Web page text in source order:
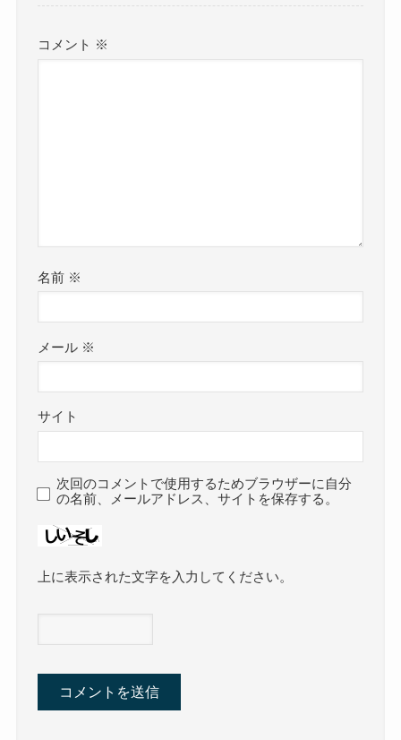
コメント ※
名前 ※
メール ※
サイト
次回のコメントで使用するためブラウザーに自分
の名前、メールアドレス、サイトを保存する。
上に表示された文字を入力してください。